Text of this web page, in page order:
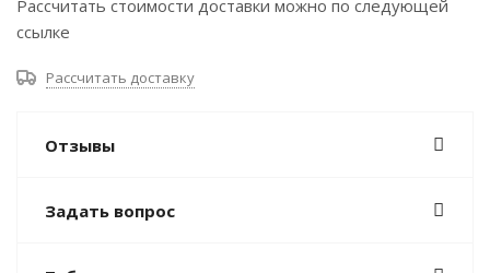
Рассчитать стоимости доставки можно по следующей
ссылке
Рассчитать доставку
Отзывы
Задать вопрос